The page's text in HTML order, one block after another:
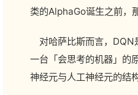
类的AlphaGo诞生之前，
对哈萨比斯而言，
一台「会思考的机器」
神经元与人工神经元的结